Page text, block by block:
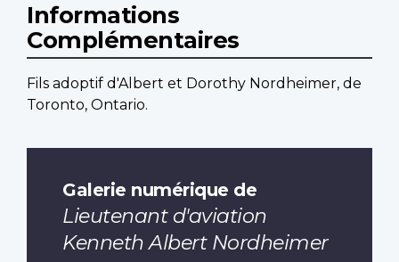
Informations
Complémentaires
Fils adoptif d'Albert et Dorothy Nordheimer, de
Toronto, Ontario.
Galerie numérique de
Lieutenant d'aviation
Kenneth Albert Nordheimer